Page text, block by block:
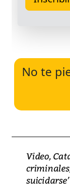
No te
Video,
suicidarse’